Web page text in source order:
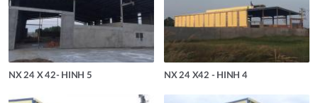
NX 24 X 42- HINH 5 NX 24 X42 - HINH 4